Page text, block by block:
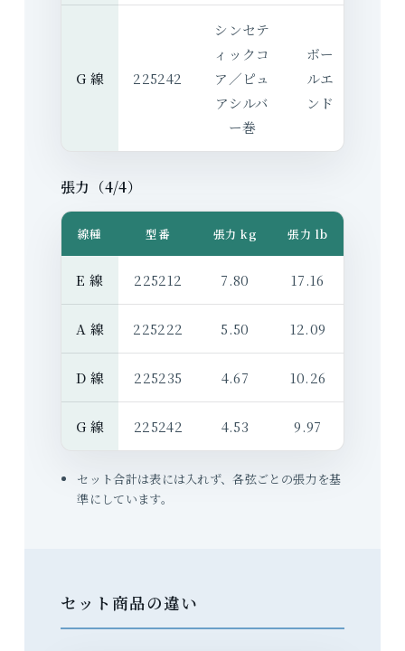
G 線 225242
シンセテ
ィックコ
ア／ピュ
アシルバ
ー巻
ボー
ルエ
ンド
張力（4/4）
線種 型番 張力 kg 張力 lb
E 線 225212 7.80 17.16
A 線 225222 5.50 12.09
D 線 225235 4.67 10.26
G 線 225242 4.53 9.97
セット合計は表には入れず、各弦ごとの張力を基
準にしています。
セット商品の違い